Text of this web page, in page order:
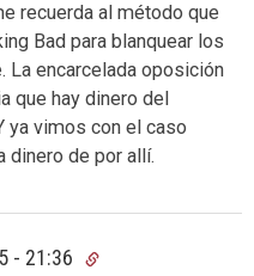
recuerda al método que
Bad para blanquear los
La encarcelada oposición
que hay dinero del
ya vimos con el caso
dinero de por allí.
- 21:36